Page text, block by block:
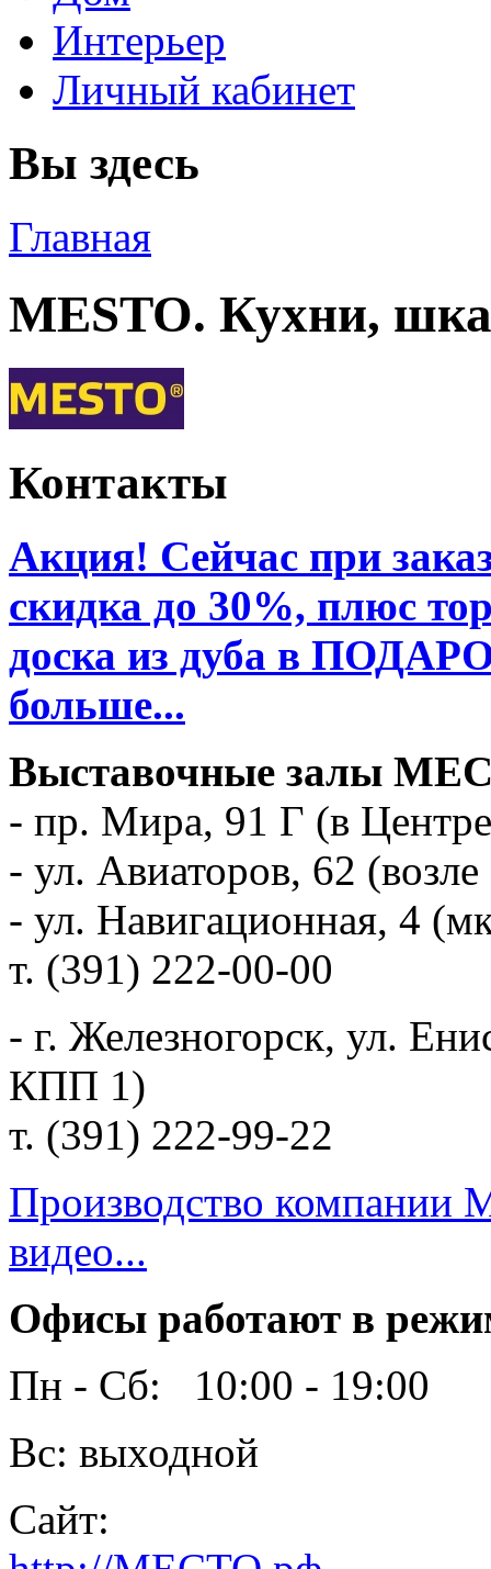
Интерьер
Личный кабинет
Вы здесь
Главная
MESTO. Кухни,
Контакты
Акция! Сейчас при
скидка до 30%, плюс
доска из дуба в
больше...
Выставочные залы
- пр. Мира, 91 Г (в
- ул. Авиаторов, 62
- ул. Навигационная, 4
т. (391) 222-00-00
- г. Железногорск, ул.
КПП 1)
т. (391) 222-99-22
Производство компании
видео...
Офисы работают в
Пн - Сб: 10:00 - 19:00
Вс: выходной
Сайт: